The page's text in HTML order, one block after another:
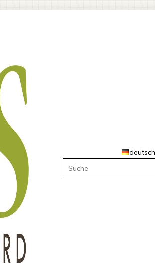
deutsch
Suche